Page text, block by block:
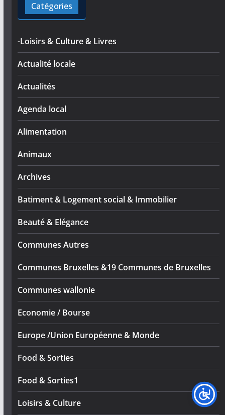
Catégories
-Loisirs & Culture & Livres
Actualité locale
Actualités
Agenda local
Alimentation
Animaux
Archives
Batiment & Logement social & Immobilier
Beauté & Elégance
Communes Autres
Communes Bruxelles &19 Communes de Bruxelles
Communes wallonie
Economie / Bourse
Europe /Union Européenne & Monde
Food & Sorties
Food & Sorties1
Loisirs & Culture